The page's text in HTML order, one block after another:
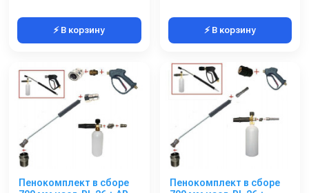
⚡ В корзину ⚡ В корзину
Пенокомплект в сборе
Пенокомплект в сборе